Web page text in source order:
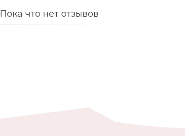
Пока что нет отзывов